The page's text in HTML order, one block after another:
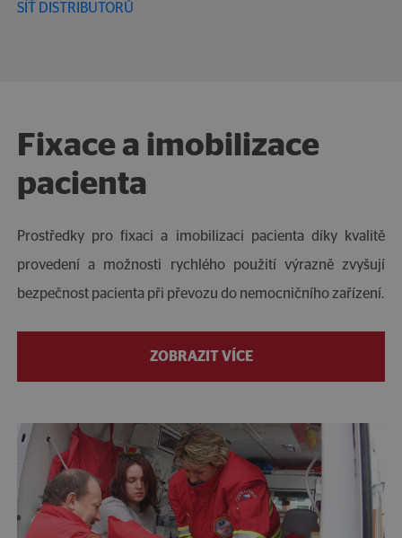
SÍŤ DISTRIBUTORŮ
Fixace a imobilizace
pacienta
Prostředky pro fixaci a imobilizaci pacienta díky kvalitě
provedení a možnosti rychlého použití výrazně zvyšují
bezpečnost pacienta při převozu do nemocničního zařízení.
ZOBRAZIT VÍCE